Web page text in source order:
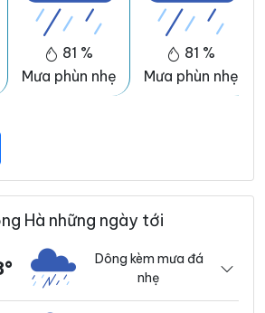
81 %
Mưa phùn nhẹ
81 %
Mưa phùn nhẹ
Hà những ngày tới
Dông kèm mưa đá
nhẹ